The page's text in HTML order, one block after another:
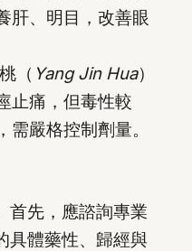
肝、明目，改善眼
（ Yang Jin Hua）
止痛，但毒性較
需嚴格控制劑量。
首先，應諮詢專業
具體藥性、歸經與